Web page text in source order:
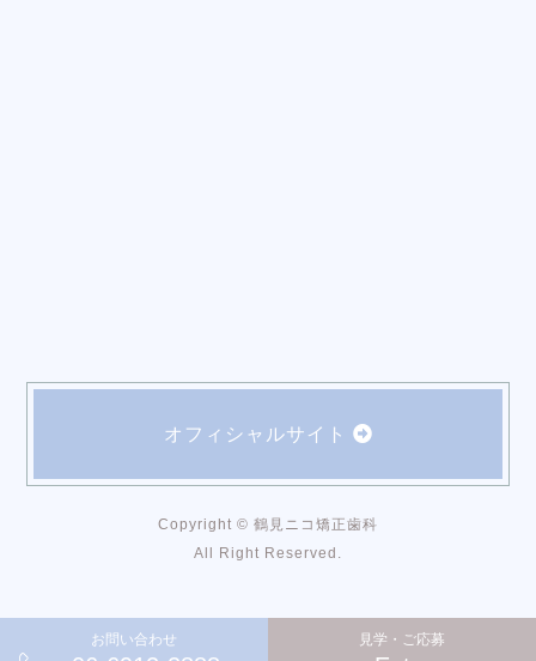
オフィシャルサイト
Copyright © 鶴見ニコ矯正歯科
All Right Reserved.
お問い合わせ 見学・ご応募